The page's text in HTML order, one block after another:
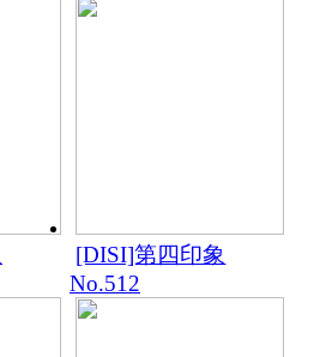
[DISI]第四印象
No.512